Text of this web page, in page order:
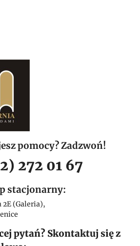
pomocy? Zadzwoń!
272 01 67
stacjonarny:
2E (Galeria),
pytań? Skontaktuj się z